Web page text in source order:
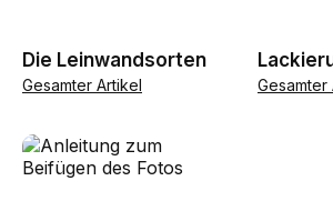
Die Leinwandsorten
Gesamter Artikel Gesamter